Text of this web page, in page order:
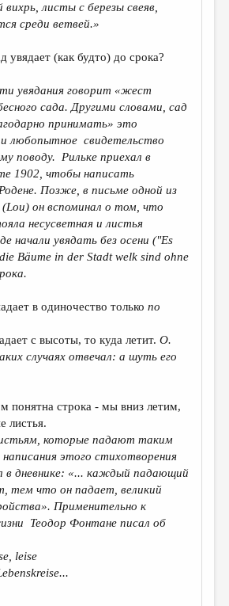
вихрь, листы с березы свеяв,
среди ветвей.»
увядает (как будто) до срока?
увядания говорит «жест
сада. Другими словами, сад
принимать» это
и любопытное свидетельство
поводу. Рильке приехал в
1902, чтобы написать
Позже, в письме одной из
(Lou) он вспоминал о том, что
несусветная и листья
начали увядать без осени ("Es
Bäume in der Stadt welk sind ohne
в одиночество толькопо
с высоты, то куда летит. О.
случаях отвечал: а шуть его
понятна строка - мы вниз летим,
листья.
которые падают таким
этого стихотворения
в дневнике: «... каждый падающий
тем что он падает, великий
Применительно к
Теодор Фонтане писал об
leise